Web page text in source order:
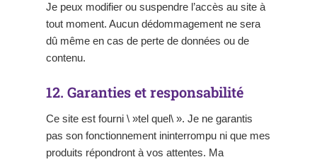
Je peux modifier ou suspendre l’accès au site à
tout moment. Aucun dédommagement ne sera
dû même en cas de perte de données ou de
contenu.
12. Garanties et responsabilité
Ce site est fourni \ »tel quel\ ». Je ne garantis
pas son fonctionnement ininterrompu ni que mes
produits répondront à vos attentes. Ma